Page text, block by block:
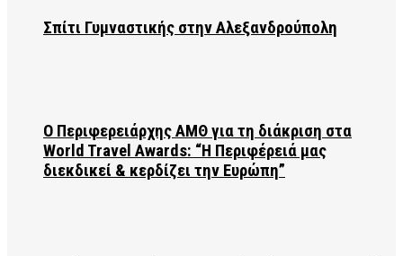
Σπίτι Γυμναστικής στην Αλεξανδρούπολη
Ο Περιφερειάρχης ΑΜΘ για τη διάκριση στα
World Travel Awards: “Η Περιφέρειά μας
διεκδικεί & κερδίζει την Ευρώπη”